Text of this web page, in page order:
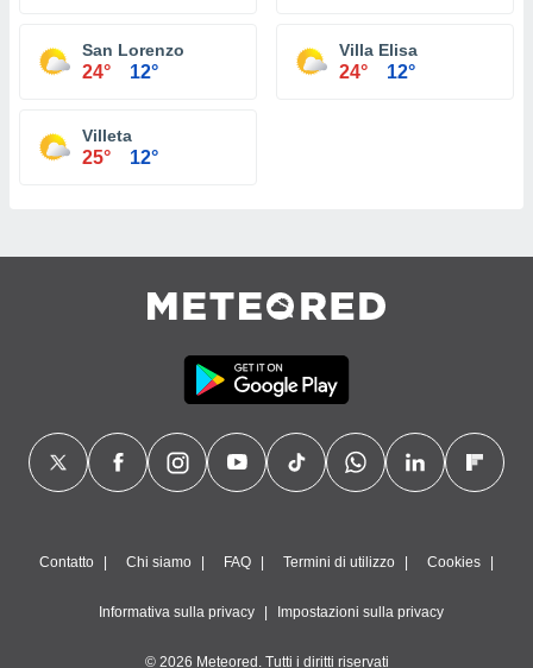
San Lorenzo
24° 12°
Villa Elisa
24° 12°
Villeta
25° 12°
Contatto Chi siamo FAQ Termini di utilizzo Cookies
Informativa sulla privacy Impostazioni sulla privacy
© 2026 Meteored. Tutti i diritti riservati